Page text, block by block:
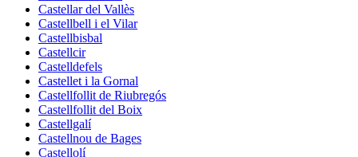
Castellar del Vallès
Castellbell i el Vilar
Castellbisbal
Castellcir
Castelldefels
Castellet i la Gornal
Castellfollit de Riubregós
Castellfollit del Boix
Castellgalí
Castellnou de Bages
Castellolí